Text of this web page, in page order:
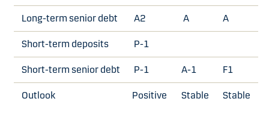
Long-term senior debt A2 A A
Short-term deposits P-1
Short-term senior debt P-1 A-1 F1
Outlook Positive Stable Stable